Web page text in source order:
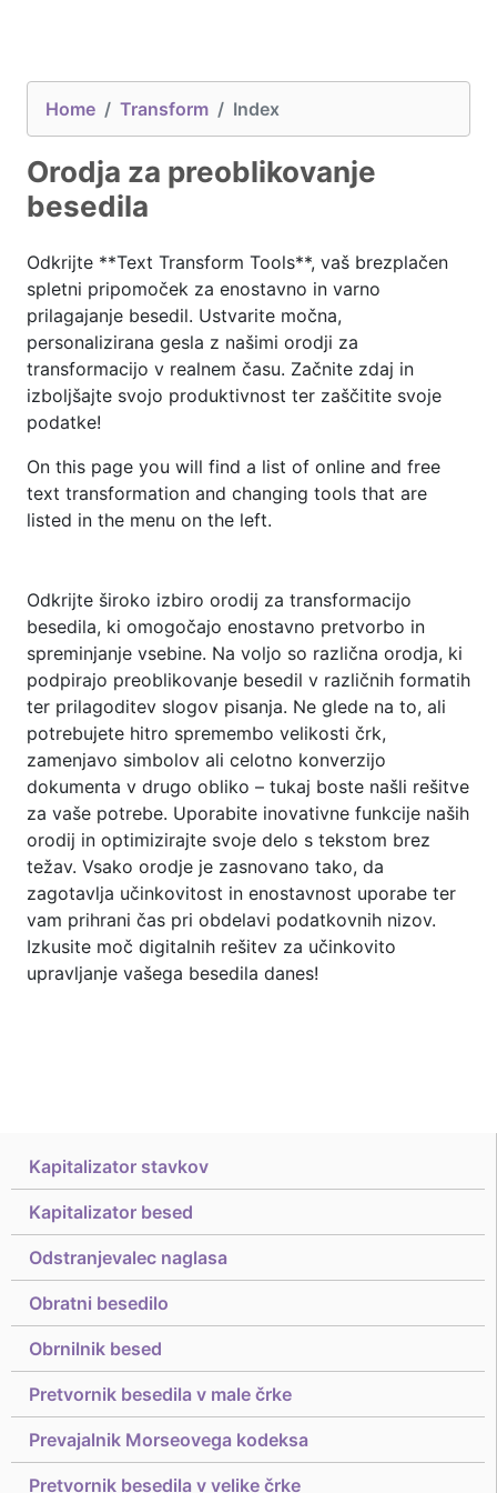
Kapitalizator stavkov
Kapitalizator besed
Odstranjevalec naglasa
Obratni besedilo
Obrnilnik besed
Pretvornik besedila v male črke
Prevajalnik Morseovega kodeksa
Pretvornik besedila v velike črke
Home Transform Index
Orodja za preoblikovanje
besedila
Odkrijte **Text Transform Tools**, vaš brezplačen
spletni pripomoček za enostavno in varno
prilagajanje besedil. Ustvarite močna,
personalizirana gesla z našimi orodji za
transformacijo v realnem času. Začnite zdaj in
izboljšajte svojo produktivnost ter zaščitite svoje
podatke!
On this page you will find a list of online and free
text transformation and changing tools that are
listed in the menu on the left.
Odkrijte široko izbiro orodij za transformacijo
besedila, ki omogočajo enostavno pretvorbo in
spreminjanje vsebine. Na voljo so različna orodja, ki
podpirajo preoblikovanje besedil v različnih formatih
ter prilagoditev slogov pisanja. Ne glede na to, ali
potrebujete hitro spremembo velikosti črk,
zamenjavo simbolov ali celotno konverzijo
dokumenta v drugo obliko – tukaj boste našli rešitve
za vaše potrebe. Uporabite inovativne funkcije naših
orodij in optimizirajte svoje delo s tekstom brez
težav. Vsako orodje je zasnovano tako, da
zagotavlja učinkovitost in enostavnost uporabe ter
vam prihrani čas pri obdelavi podatkovnih nizov.
Izkusite moč digitalnih rešitev za učinkovito
upravljanje vašega besedila danes!